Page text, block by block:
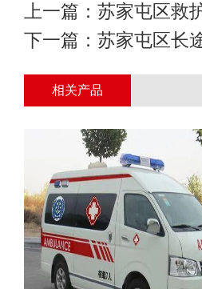
上一篇： 苏家屯区救
下一篇： 苏家屯区长
相关产品